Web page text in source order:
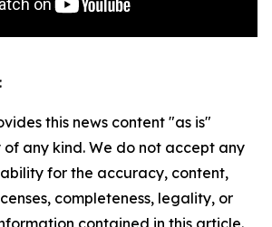
this news content "as is"
any kind. We do not accept any
for the accuracy, content,
completeness, legality, or